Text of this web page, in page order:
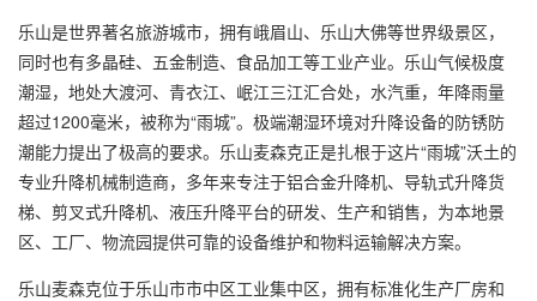
乐山是世界著名旅游城市，拥有峨眉山、乐山大佛等世界级景区，
同时也有多晶硅、五金制造、食品加工等工业产业。乐山气候极度
潮湿，地处大渡河、青衣江、岷江三江汇合处，水汽重，年降雨量
超过1200毫米，被称为“雨城”。极端潮湿环境对升降设备的防锈防
潮能力提出了极高的要求。乐山麦森克正是扎根于这片“雨城”沃土的
专业升降机械制造商，多年来专注于铝合金升降机、导轨式升降货
梯、剪叉式升降机、液压升降平台的研发、生产和销售，为本地景
区、工厂、物流园提供可靠的设备维护和物料运输解决方案。
乐山麦森克位于乐山市市中区工业集中区，拥有标准化生产厂房和